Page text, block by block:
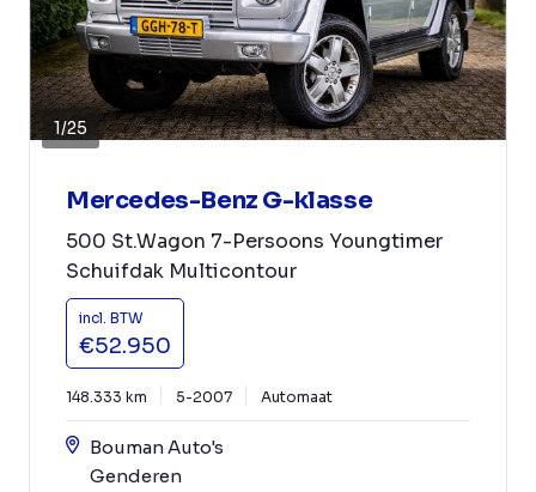
1/25
Mercedes-Benz G-klasse
500 St.Wagon 7-Persoons Youngtimer
Schuifdak Multicontour
incl. BTW
€52.950
148.333 km 5-2007 Automaat
Bouman Auto's
Genderen